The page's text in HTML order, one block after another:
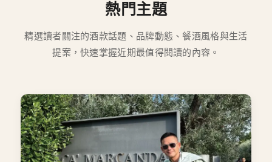
熱門主題
精選讀者關注的酒款話題、品牌動態、餐酒風格與生活
提案，快速掌握近期最值得閱讀的內容。